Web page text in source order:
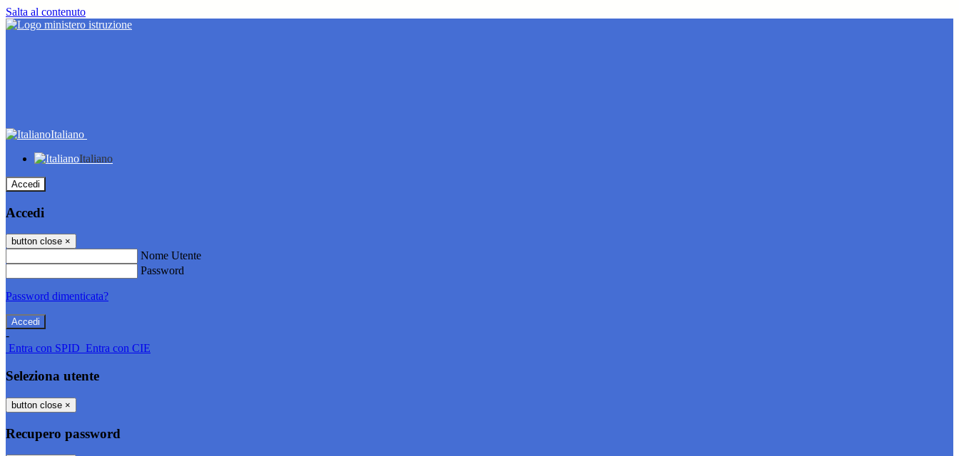
Salta al contenuto
Italiano
Italiano
Accedi
Accedi
button close ×
Nome Utente
Password
Password dimenticata?
-
Entra con SPID Entra con CIE
Seleziona utente
button close ×
Recupero password